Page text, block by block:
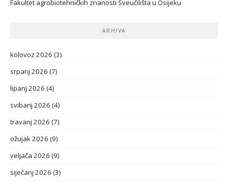
Fakultet agrobiotehničkih znanosti Sveučilišta u Osijeku
ARHIVA
kolovoz 2026 (3)
srpanj 2026 (7)
lipanj 2026 (4)
svibanj 2026 (4)
travanj 2026 (7)
ožujak 2026 (9)
veljača 2026 (9)
siječanj 2026 (3)